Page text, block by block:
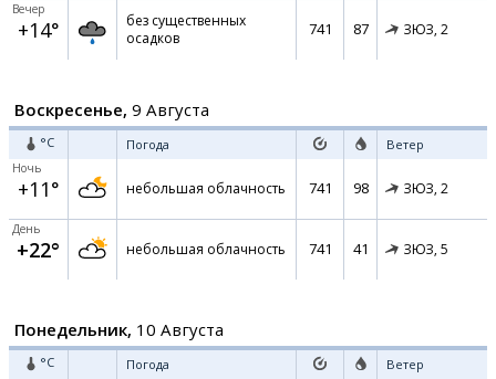
Вечер
+14°
без существенных
осадков
741 87 ЗЮЗ, 2
Воскресенье, 9 Августа
°C Погода Ветер
Ночь
+11° небольшая облачность 741 98 ЗЮЗ, 2
День
+22° небольшая облачность 741 41 ЗЮЗ, 5
Понедельник, 10 Августа
°C Погода Ветер